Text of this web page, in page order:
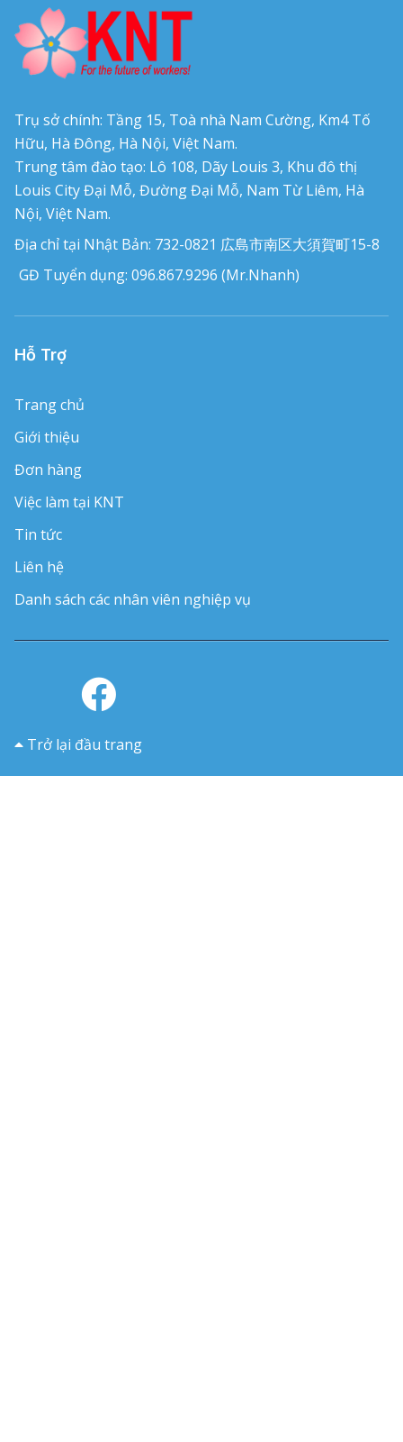
Trụ sở chính: Tầng 15, Toà nhà Nam Cường, Km4 Tố
Hữu, Hà Đông, Hà Nội, Việt Nam.
Trung tâm đào tạo: Lô 108, Dãy Louis 3, Khu đô thị
Louis City Đại Mỗ, Đường Đại Mỗ, Nam Từ Liêm, Hà
Nội, Việt Nam.
Địa chỉ tại Nhật Bản: 732-0821 広島市南区大須賀町15-8
GĐ Tuyển dụng: 096.867.9296 (Mr.Nhanh)
Hỗ Trợ
Trang chủ
Giới thiệu
Đơn hàng
Việc làm tại KNT
Tin tức
Liên hệ
Danh sách các nhân viên nghiệp vụ
Trở lại đầu trang